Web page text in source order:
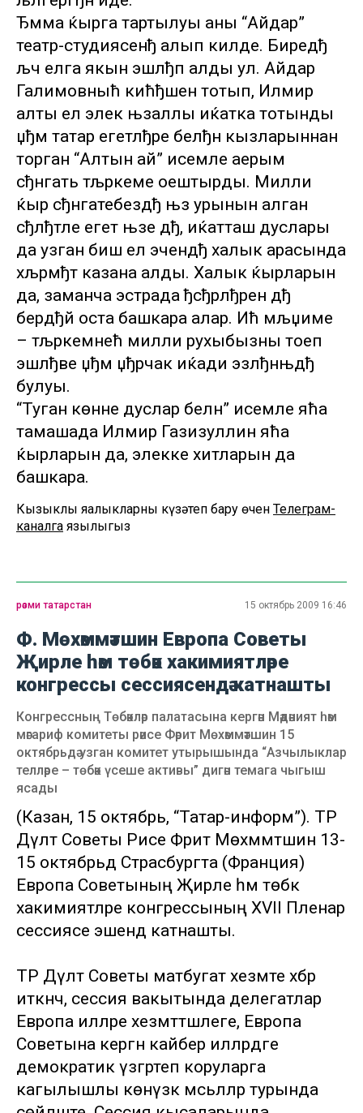
Ђмма ќырга тартылуы аны “Айдар”
театр-студиясенђ алып килде. Биредђ
љч елга якын эшлђп алды ул. Айдар
Галимовныћ кићђшен тотып, Илмир
алты ел элек њзаллы иќатка тотынды
џђм татар егетлђре белђн кызларыннан
торган “Алтын ай” исемле аерым
сђнгать тљркеме оештырды. Милли
ќыр сђнгатебездђ њз урынын алган
сђлђтле егет њзе дђ, иќатташ дуслары
да узган биш ел эчендђ халык арасында
хљрмђт казана алды. Халык ќырларын
да, заманча эстрада ђсђрлђрен дђ
бердђй оста башкара алар. Ић мљџиме
– тљркемнећ милли рухыбызны тоеп
эшлђве џђм џђрчак иќади эзлђнњдђ
булуы.
“Туган көнне дуслар белән” исемле яћа
тамашада Илмир Газизуллин яћа
ќырларын да, элекке хитларын да
башкара.
Кызыклы яңалыкларны күзәтеп бару өчен Телеграм-
каналга язылыгыз
рәсми татарстан 15 октябрь 2009 16:46
Ф. Мөхәммәтшин Европа Советы
Җирле һәм төбәк хакимиятләре
конгрессы сессиясендә катнашты
Конгрессның Төбәкләр палатасына кергән Мәдәният һәм
мәгариф комитеты рәисе Фәрит Мөхәммәтшин 15
октябрьдә узган комитет утырышында “Азчылыклар
телләре – төбәк үсеше активы” дигән темага чыгыш
ясады
(Казан, 15 октябрь, “Татар-информ”). ТР
Дәүләт Советы Рәисе Фәрит Мөхәммәтшин 13-
15 октябрьдә Страсбургта (Франция)
Европа Советының Җирле һәм төбәк
хакимиятләре конгрессының XVII Пленар
сессиясе эшендә катнашты.
ТР Дәүләт Советы матбугат хезмәте хәбәр
иткәнчә, сессия вакытында делегатлар
Европа илләре хезмәттәшлеге, Европа
Советына кергән кайбер илләрдәге
демократик үзгәртеп коруларга
кагылышлы көнүзәк мәсьәләләр турында